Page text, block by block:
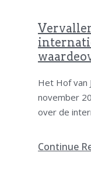
Het Hof van
november
over de
Continue